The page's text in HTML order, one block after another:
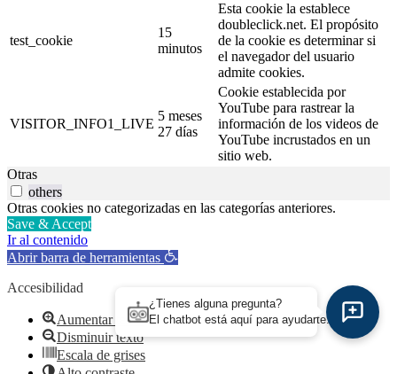
test_cookie
15
minutos
Esta cookie la establece
doubleclick.net. El propósito
de la cookie es determinar si
el navegador del usuario
admite cookies.
VISITOR_INFO1_LIVE
5 meses
27 días
Cookie establecida por
YouTube para rastrear la
información de los videos de
YouTube incrustados en un
sitio web.
Otras
others
Otras cookies no categorizadas en las categorías anteriores.
Save & Accept
Ir al contenido
Abrir barra de herramientas
Accesibilidad
Aumentar texto
Disminuir texto
Escala de grises
¿Tienes alguna pregunta?
El chatbot está aquí para ayudarte.